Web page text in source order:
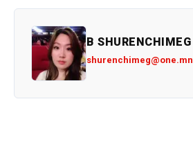
B SHURENCHIMEG
shurenchimeg@one.mn